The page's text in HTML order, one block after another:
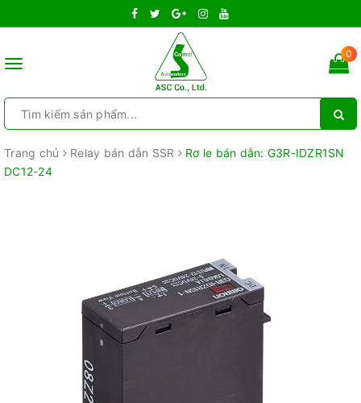
Toggle
0
Trang chủ Relay bán dẫn SSR
Rơ le bán dẫn: G3R-IDZR1SN
DC12-24